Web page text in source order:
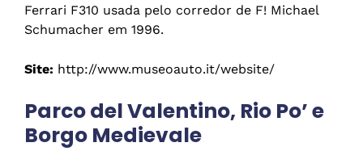
Ferrari F310 usada pelo corredor de F! Michael
Schumacher em 1996.
Site: http://www.museoauto.it/website/
Parco del Valentino, Rio Po’ e
Borgo Medievale